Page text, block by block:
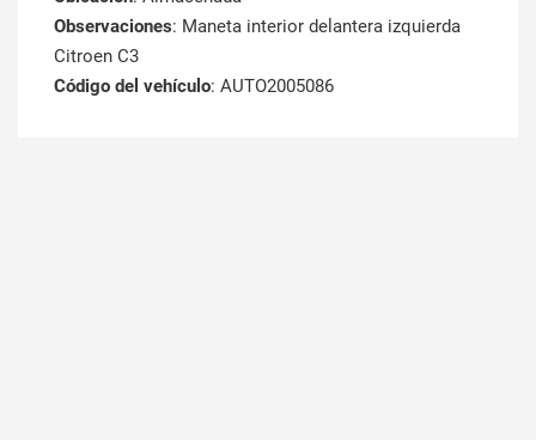
Observaciones: Maneta interior delantera izquierda
Citroen C3
Código del vehículo: AUTO2005086